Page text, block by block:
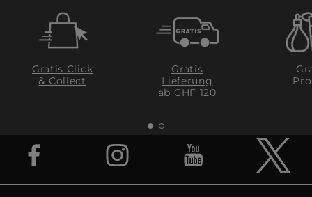
Gratis Click
& Collect
Gratis
Lieferung
ab CHF 120